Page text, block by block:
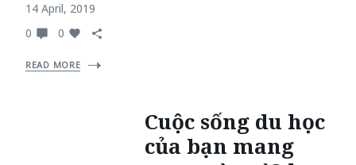
14 April, 2019
0
0
READ MORE
Cuộc sống du học
của bạn mang